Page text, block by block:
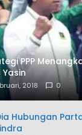
PPP
Yasin
2018 0
Hubungan